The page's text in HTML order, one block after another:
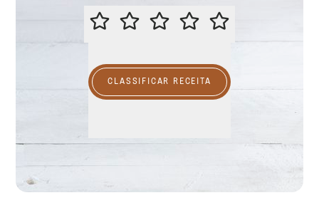
CLASSIFICAR ESTA RECEITA
CLASSIFICAR RECEITA